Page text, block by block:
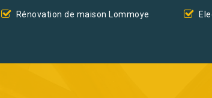
Rénovation de maison Lommoye